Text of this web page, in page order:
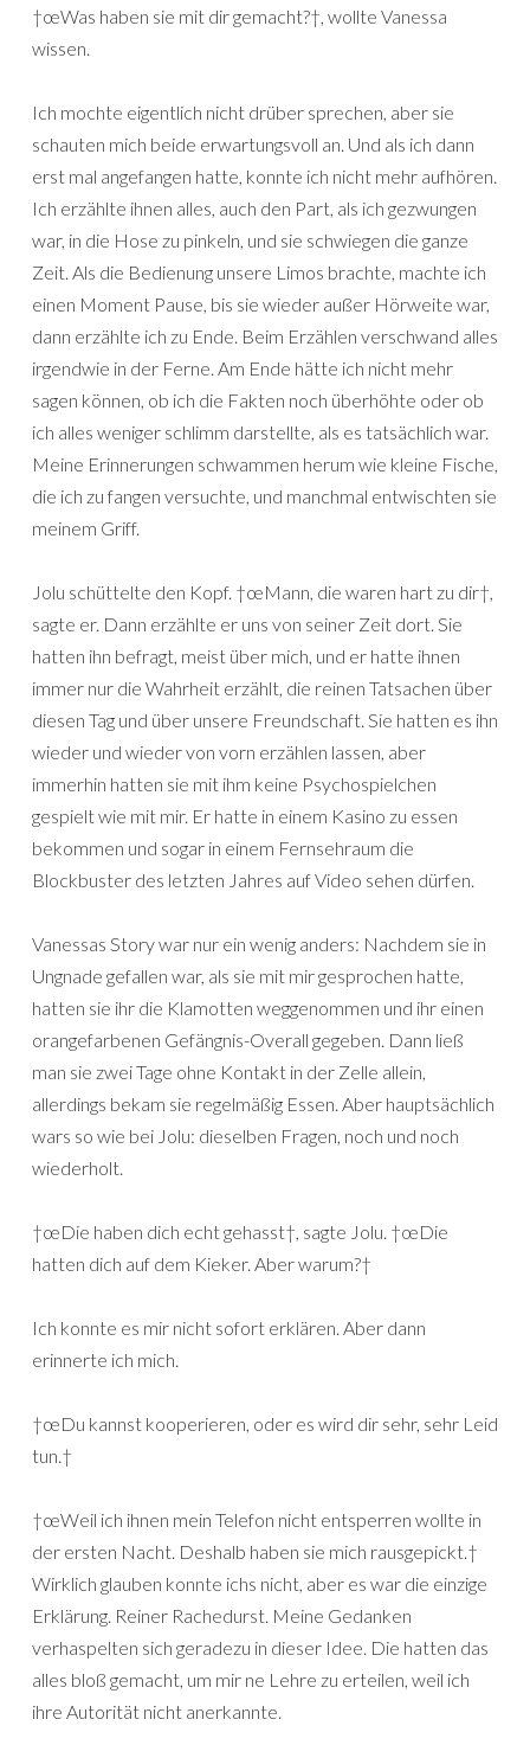
†œWas haben sie mit dir gemacht?†, wollte Vanessa
wissen.
Ich mochte eigentlich nicht drüber sprechen, aber sie
schauten mich beide erwartungsvoll an. Und als ich dann
erst mal angefangen hatte, konnte ich nicht mehr aufhören.
Ich erzählte ihnen alles, auch den Part, als ich gezwungen
war, in die Hose zu pinkeln, und sie schwiegen die ganze
Zeit. Als die Bedienung unsere Limos brachte, machte ich
einen Moment Pause, bis sie wieder außer Hörweite war,
dann erzählte ich zu Ende. Beim Erzählen verschwand alles
irgendwie in der Ferne. Am Ende hätte ich nicht mehr
sagen können, ob ich die Fakten noch überhöhte oder ob
ich alles weniger schlimm darstellte, als es tatsächlich war.
Meine Erinnerungen schwammen herum wie kleine Fische,
die ich zu fangen versuchte, und manchmal entwischten sie
meinem Griff.
Jolu schüttelte den Kopf. †œMann, die waren hart zu dir†,
sagte er. Dann erzählte er uns von seiner Zeit dort. Sie
hatten ihn befragt, meist über mich, und er hatte ihnen
immer nur die Wahrheit erzählt, die reinen Tatsachen über
diesen Tag und über unsere Freundschaft. Sie hatten es ihn
wieder und wieder von vorn erzählen lassen, aber
immerhin hatten sie mit ihm keine Psychospielchen
gespielt wie mit mir. Er hatte in einem Kasino zu essen
bekommen und sogar in einem Fernsehraum die
Blockbuster des letzten Jahres auf Video sehen dürfen.
Vanessas Story war nur ein wenig anders: Nachdem sie in
Ungnade gefallen war, als sie mit mir gesprochen hatte,
hatten sie ihr die Klamotten weggenommen und ihr einen
orangefarbenen Gefängnis-Overall gegeben. Dann ließ
man sie zwei Tage ohne Kontakt in der Zelle allein,
allerdings bekam sie regelmäßig Essen. Aber hauptsächlich
wars so wie bei Jolu: dieselben Fragen, noch und noch
wiederholt.
†œDie haben dich echt gehasst†, sagte Jolu. †œDie
hatten dich auf dem Kieker. Aber warum?†
Ich konnte es mir nicht sofort erklären. Aber dann
erinnerte ich mich.
†œDu kannst kooperieren, oder es wird dir sehr, sehr Leid
tun.†
†œWeil ich ihnen mein Telefon nicht entsperren wollte in
der ersten Nacht. Deshalb haben sie mich rausgepickt.†
Wirklich glauben konnte ichs nicht, aber es war die einzige
Erklärung. Reiner Rachedurst. Meine Gedanken
verhaspelten sich geradezu in dieser Idee. Die hatten das
alles bloß gemacht, um mir ne Lehre zu erteilen, weil ich
ihre Autorität nicht anerkannte.